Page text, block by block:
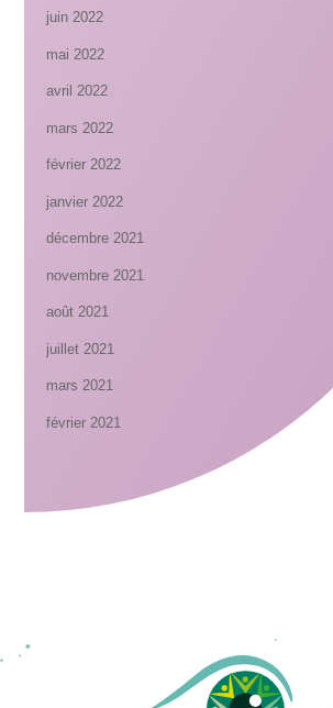
juin 2022
mai 2022
avril 2022
mars 2022
février 2022
janvier 2022
décembre 2021
novembre 2021
août 2021
juillet 2021
mars 2021
février 2021